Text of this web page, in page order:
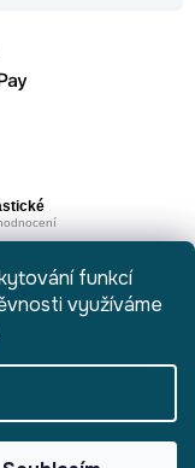
funkcí
využíváme